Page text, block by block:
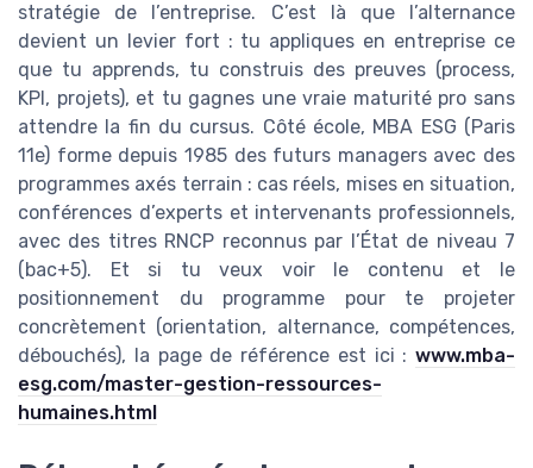
stratégie de l’entreprise. C’est là que l’alternance
devient un levier fort : tu appliques en entreprise ce
que tu apprends, tu construis des preuves (process,
KPI, projets), et tu gagnes une vraie maturité pro sans
attendre la fin du cursus. Côté école, MBA ESG (Paris
11e) forme depuis 1985 des futurs managers avec des
programmes axés terrain : cas réels, mises en situation,
conférences d’experts et intervenants professionnels,
avec des titres RNCP reconnus par l’État de niveau 7
(bac+5). Et si tu veux voir le contenu et le
positionnement du programme pour te projeter
concrètement (orientation, alternance, compétences,
débouchés), la page de référence est ici : www.mba-
esg.com/master-gestion-ressources-
humaines.html